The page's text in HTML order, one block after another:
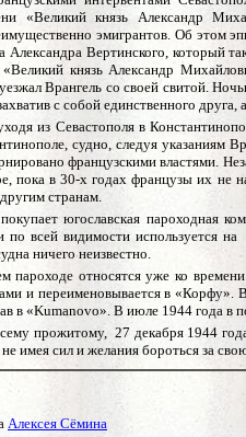
«Великий князь Александр
эмигрантов. Об этом
Александра Вертинского, который
князь Александр
Врангель со своей свитой.
с собой единственного друга,
из Севастополя в
судно, следуя указаниям
французскими властями.
пока в 30-х годах французы их не
странам.
югославская пароходная
по всей видимости используется
ничего неизвестно.
относятся уже ко
и переименовывается в
в «Kumanovo». В июле 1944 года в
прожитому, 27 декабря 1944
имея сил и желания бороться за
Алексея Сёмина